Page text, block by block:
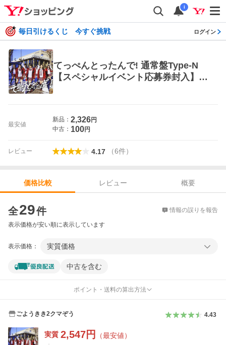
i
毎日引けるくじ 今すぐ挑戦 ログイン
てっぺんとったんで! 通常盤Type-N
【スペシャルイベント応募券封入】
最安値
新品： 2,326円
中古： 100円
レビュー 4.17 （6件）
価格比較 レビュー
概要
全29件 情報の誤りを報告
表示価格が安い順に表示しています
表示価格： 実質価格
中古を含む
ポイント・送料の算出方法
ごようきき2クマぞう 4.43
実質 2,547円 （最安値）